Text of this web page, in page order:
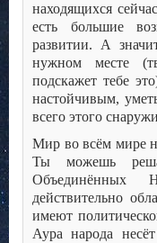
находящихся
есть большие
развитии. А
нужном месте
подскажет тебе
настойчивым,
всего этого
Мир во всём мире
Ты можешь
Объединённых
действительно
имеют
Аура народа